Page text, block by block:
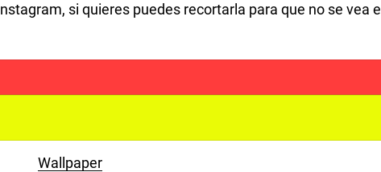
si quieres puedes recortarla para que no se vea el
Wallpaper